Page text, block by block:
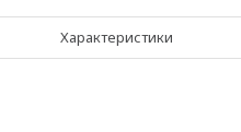
Характеристики